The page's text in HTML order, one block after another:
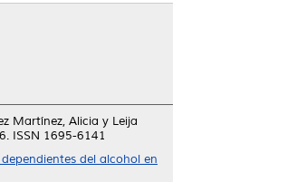
Martínez, Alicia y Leija
ISSN 1695-6141
del alcohol en